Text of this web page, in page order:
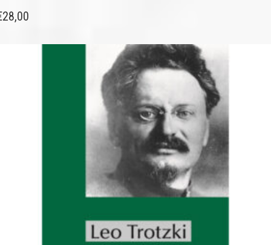
28,00